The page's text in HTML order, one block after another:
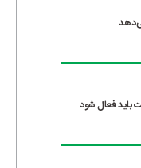
باید فعال شود